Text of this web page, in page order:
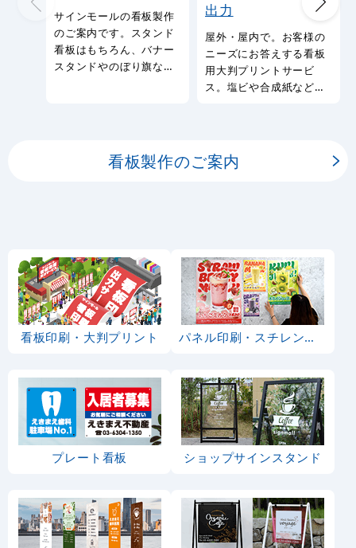
サインモールの看板製作
のご案内です。スタンド
看板はもちろん、バナー
スタンドやのぼり旗など
出力
屋外・屋内で。お客様の
ニーズにお答えする看板
用大判プリントサービ
ス。塩ビや合成紙など看
看板製作のご案内
看板印刷・大判プリント パネル印刷・スチレンボード
プレート看板 ショップサインスタンド